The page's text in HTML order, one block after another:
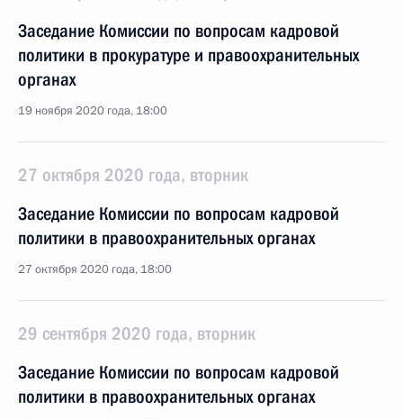
Заседание Комиссии по вопросам кадровой
политики в прокуратуре и правоохранительных
органах
19 ноября 2020 года, 18:00
27 октября 2020 года, вторник
Заседание Комиссии по вопросам кадровой
политики в правоохранительных органах
27 октября 2020 года, 18:00
29 сентября 2020 года, вторник
Заседание Комиссии по вопросам кадровой
политики в правоохранительных органах